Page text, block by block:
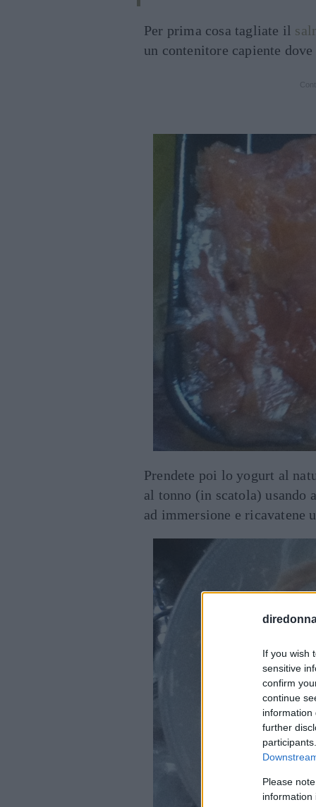
If you wish
sensitive
confirm
continue
information
further
Please
information
Per prima cosa tagliate il
un contenitore capiente
Prendete poi lo yogurt al
al tonno (in scatola)
ad immersione e ricavatene